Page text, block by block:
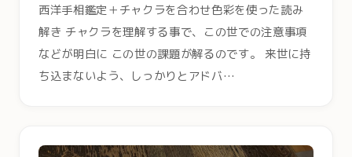
西洋手相鑑定＋チャクラを合わせ色彩を使った読み
解き チャクラを理解する事で、この世での注意事項
などが明白に この世の課題が解るのです。 来世に持
ち込まないよう、しっかりとアドバ…